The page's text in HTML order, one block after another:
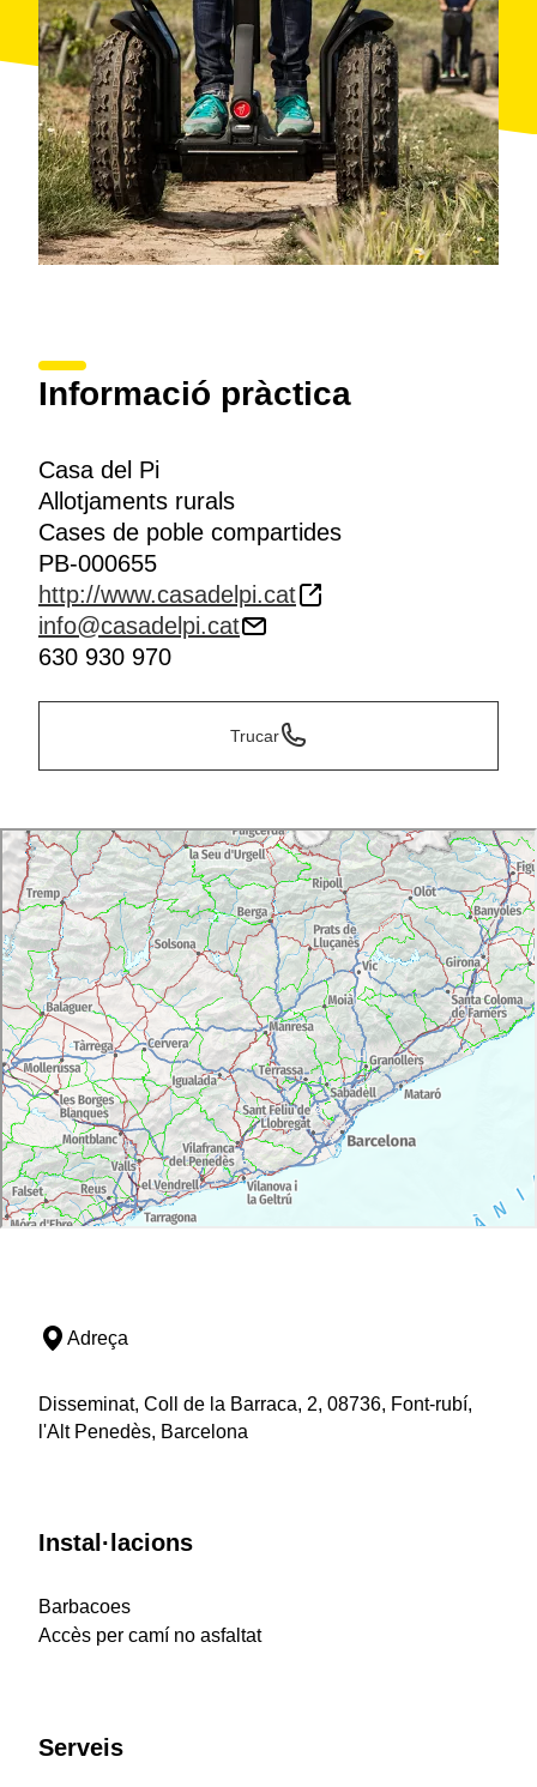
Informació pràctica
Casa del Pi
Allotjaments rurals
Cases de poble compartides
PB-000655
http://www.casadelpi.cat
info@casadelpi.cat
630 930 970
Trucar
Adreça
Disseminat, Coll de la Barraca, 2, 08736, Font-rubí,
l'Alt Penedès, Barcelona
Instal·lacions
Barbacoes
Accès per camí no asfaltat
Serveis